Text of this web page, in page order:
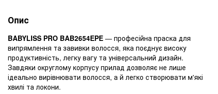
Опис
BABYLISS PRO BAB2654EPE — професійна праска для
випрямлення та завивки волосся, яка поєднує високу
продуктивність, легку вагу та універсальний дизайн.
Завдяки округлому корпусу прилад дозволяє не лише
ідеально вирівнювати волосся, а й легко створювати м'які
хвилі та локони.